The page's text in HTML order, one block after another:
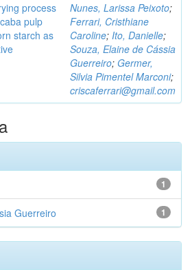
process
pulp
starch as
Nunes, Larissa Peixoto;
Ferrari, Cristhiane
Caroline; Ito, Danielle;
Souza, Elaine de Cássia
Guerreiro; Germer,
Silvia Pimentel Marconi;
criscaferrari@gmail.com
1
1
Guerreiro